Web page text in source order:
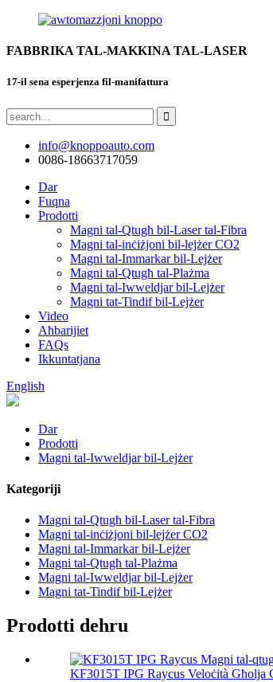
FABBRIKA TAL-MAKKINA TAL-LASER
17-il sena esperjenza fil-manifattura
info@knoppoauto.com
0086-18663717059
Dar
Fuqna
Prodotti
Magni tal-Qtugħ bil-Laser tal-Fibra
Magni tal-inċiżjoni bil-lejżer CO2
Magni tal-Immarkar bil-Lejżer
Magni tal-Qtugħ tal-Plażma
Magni tal-Iwweldjar bil-Lejżer
Magni tat-Tindif bil-Lejżer
Video
Aħbarijiet
FAQs
Ikkuntatjana
English
Dar
Prodotti
Magni tal-Iwweldjar bil-Lejżer
Kategoriji
Magni tal-Qtugħ bil-Laser tal-Fibra
Magni tal-inċiżjoni bil-lejżer CO2
Magni tal-Immarkar bil-Lejżer
Magni tal-Qtugħ tal-Plażma
Magni tal-Iwweldjar bil-Lejżer
Magni tat-Tindif bil-Lejżer
Prodotti dehru
KF3015T IPG Raycus Veloċità Għolja